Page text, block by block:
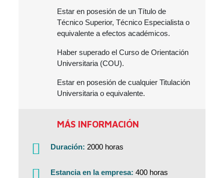
Estar en posesión de un Título de
Técnico Superior, Técnico Especialista o
equivalente a efectos académicos.
Haber superado el Curso de Orientación
Universitaria (COU).
Estar en posesión de cualquier Titulación
Universitaria o equivalente.
MÁS INFORMACIÓN
Duración: 2000 horas
Estancia en la empresa:400 horas